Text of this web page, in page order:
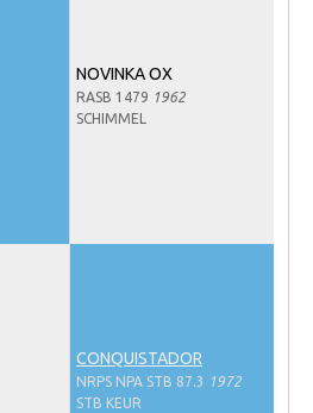
NOVINKA OX
RASB 1479 1962
SCHIMMEL
CONQUISTADOR
NRPS NPA STB 87.3
1972
STB KEUR